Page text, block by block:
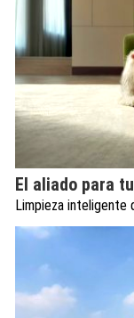
El aliado para
Limpieza